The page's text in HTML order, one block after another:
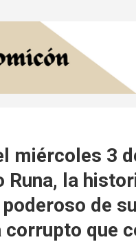
miércoles 3
Runa, la
de
que